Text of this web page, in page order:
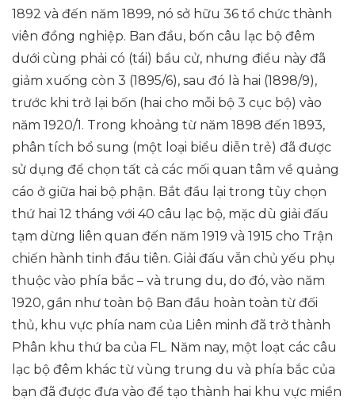
1892 và đến năm 1899, nó sở hữu 36 tổ chức thành
viên đồng nghiệp. Ban đầu, bốn câu lạc bộ đêm
dưới cùng phải có (tái) bầu cử, nhưng điều này đã
giảm xuống còn 3 (1895/6), sau đó là hai (1898/9),
trước khi trở lại bốn (hai cho mỗi bộ 3 cục bộ) vào
năm 1920/1. Trong khoảng từ năm 1898 đến 1893,
phân tích bổ sung (một loại biểu diễn trẻ) đã được
sử dụng để chọn tất cả các mối quan tâm về quảng
cáo ở giữa hai bộ phận. Bắt đầu lại trong tùy chọn
thứ hai 12 tháng với 40 câu lạc bộ, mặc dù giải đấu
tạm dừng liên quan đến năm 1919 và 1915 cho Trận
chiến hành tinh đầu tiên. Giải đấu vẫn chủ yếu phụ
thuộc vào phía bắc – và trung du, do đó, vào năm
1920, gần như toàn bộ Ban đầu hoàn toàn từ đối
thủ, khu vực phía nam của Liên minh đã trở thành
Phân khu thứ ba của FL. Năm nay, một loạt các câu
lạc bộ đêm khác từ vùng trung du và phía bắc của
bạn đã được đưa vào để tạo thành hai khu vực miền